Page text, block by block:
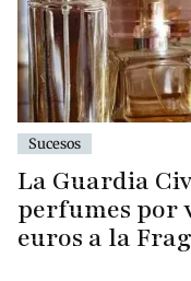
Sucesos
La Guardia
perfumes por
euros a la